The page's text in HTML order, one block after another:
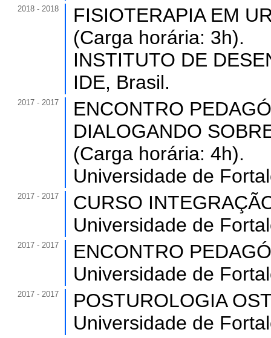
2018 - 2018
FISIOTERAPIA EM
(Carga horária: 3h).
INSTITUTO DE
IDE, Brasil.
2017 - 2017
ENCONTRO
DIALOGANDO
(Carga horária: 4h).
Universidade de
2017 - 2017
CURSO
Universidade de
2017 - 2017
ENCONTRO
Universidade de
2017 - 2017
POSTUROLOGIA
Universidade de